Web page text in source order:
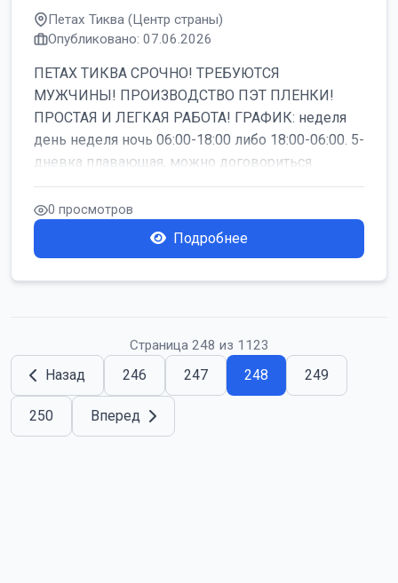
Петах Тиква (Центр страны)
Опубликовано: 07.06.2026
ПЕТАХ ТИКВА СРОЧНО! ТРЕБУЮТСЯ
МУЖЧИНЫ! ПРОИЗВОДСТВО ПЭТ ПЛЕНКИ!
ПРОСТАЯ И ЛЕГКАЯ РАБОТА! ГРАФИК: неделя
день неделя ночь 06:00-18:00 либо 18:00-06:00. 5-
дневка плавающая, можно договориться
работать б...
0 просмотров
Подробнее
Страница 248 из 1123
Назад 246 247 248 249
250 Вперед